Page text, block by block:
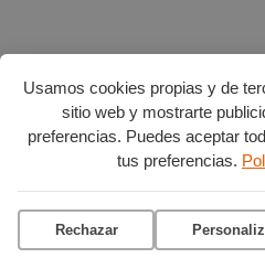
Usamos cookies propias y de
sitio web y mostrarte
preferencias. Puedes aceptar
tus preferencias.
Rechazar
AGENDA POR CATEGORÍAS
Acción social
Deportes
Gastronomía
Medio ambiente